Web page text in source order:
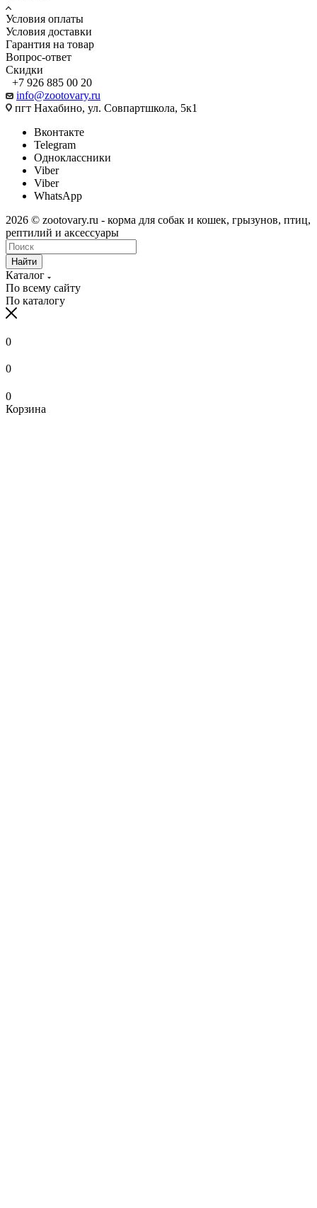
Условия оплаты
Условия доставки
Гарантия на товар
Вопрос-ответ
Скидки
+7 926 885 00 20
info@zootovary.ru
пгт Нахабино, ул. Совпартшкола, 5к1
Вконтакте
Telegram
Одноклассники
Viber
Viber
WhatsApp
2026 © zootovary.ru - корма для собак и кошек, грызунов, птиц,
рептилий и аксессуары
Найти
Каталог
По всему сайту
По каталогу
0
0
0
Корзина